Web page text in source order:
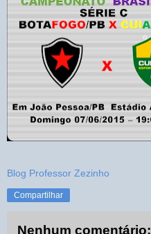
Blog Professor Zezinho
Compartilhar
Nenhum comentário: